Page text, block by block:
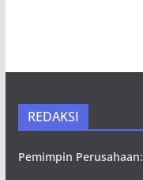
REDAKSI
Pemimpin Perusahaan: